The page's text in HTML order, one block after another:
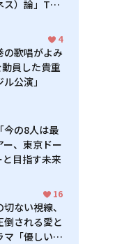
）論」THE
4
の歌唱がよみ
員した貴重
公演」
「今の8人は最
ー、東京ドー
目指す未来
16
切ない視線、
される――愛と
マ「優しい